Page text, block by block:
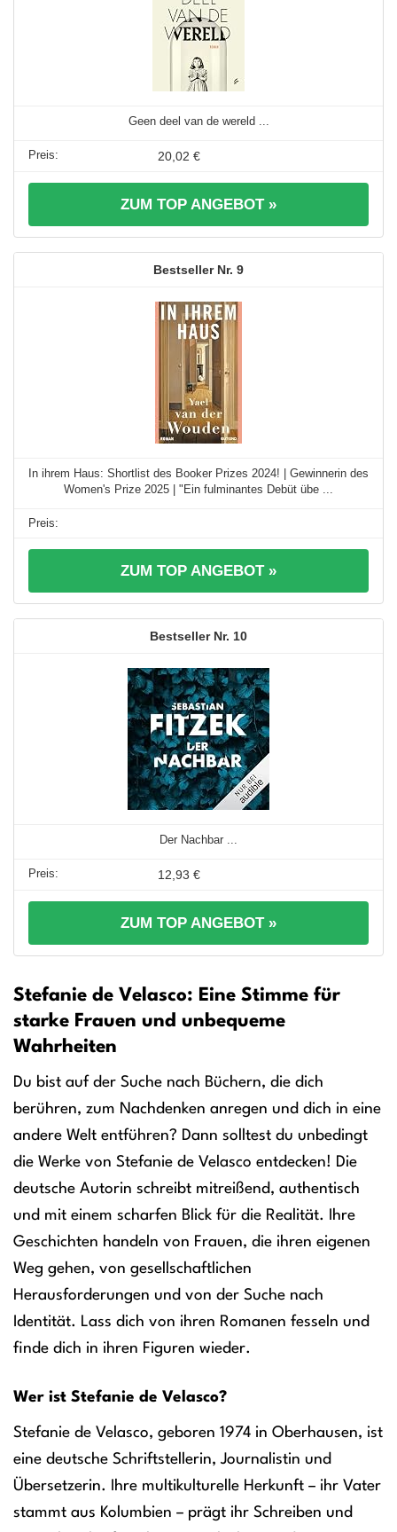
Geen deel van de wereld ...
20,02 €
ZUM TOP ANGEBOT »
9
In ihrem Haus: Shortlist des Booker Prizes 2024! | Gewinnerin des
Women's Prize 2025 | "Ein fulminantes Debüt übe ...
ZUM TOP ANGEBOT »
10
Der Nachbar ...
12,93 €
ZUM TOP ANGEBOT »
Stefanie de Velasco: Eine Stimme für
starke Frauen und unbequeme
Wahrheiten
Du bist auf der Suche nach Büchern, die dich
berühren, zum Nachdenken anregen und dich in eine
andere Welt entführen? Dann solltest du unbedingt
die Werke von Stefanie de Velasco entdecken! Die
deutsche Autorin schreibt mitreißend, authentisch
und mit einem scharfen Blick für die Realität. Ihre
Geschichten handeln von Frauen, die ihren eigenen
Weg gehen, von gesellschaftlichen
Herausforderungen und von der Suche nach
Identität. Lass dich von ihren Romanen fesseln und
finde dich in ihren Figuren wieder.
Wer ist Stefanie de Velasco?
Stefanie de Velasco, geboren 1974 in Oberhausen, ist
eine deutsche Schriftstellerin, Journalistin und
Übersetzerin. Ihre multikulturelle Herkunft – ihr Vater
stammt aus Kolumbien – prägt ihr Schreiben und